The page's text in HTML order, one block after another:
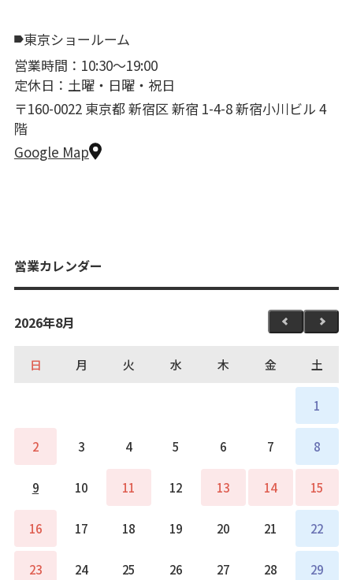
東京ショールーム
営業時間：10:30〜19:00
定休日：土曜・日曜・祝日
〒160-0022 東京都 新宿区 新宿 1-4-8 新宿小川ビル 4
階
Google Map
営業カレンダー
2026年8月
日 月 火 水 木 金 土
1
2 3 4 5 6 7 8
9 10 11 12 13 14 15
16 17 18 19 20 21 22
23 24 25 26 27 28 29